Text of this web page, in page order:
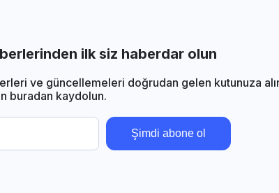
ilk siz haberdar olun
ve güncellemeleri doğrudan gelen kutunuza
buradan kaydolun.
Şimdi abone ol